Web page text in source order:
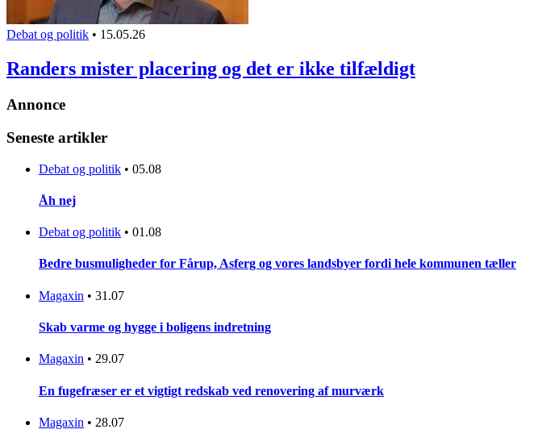
Debat og politik • 15.05.26
Randers mister placering og det er ikke tilfældigt
Annonce
Seneste artikler
Debat og politik • 05.08
Åh nej
Debat og politik • 01.08
Bedre busmuligheder for Fårup, Asferg og vores landsbyer fordi hele kommunen tæller
Magaxin • 31.07
Skab varme og hygge i boligens indretning
Magaxin • 29.07
En fugefræser er et vigtigt redskab ved renovering af murværk
Magaxin • 28.07